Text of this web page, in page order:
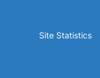
Site Statistics